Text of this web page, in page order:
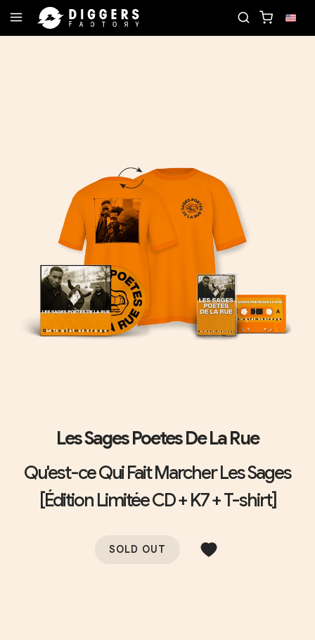
Les Sages Poetes De La Rue
Qu'est-ce Qui Fait Marcher Les Sages
[Édition Limitée CD + K7 + T-shirt]
SOLD OUT